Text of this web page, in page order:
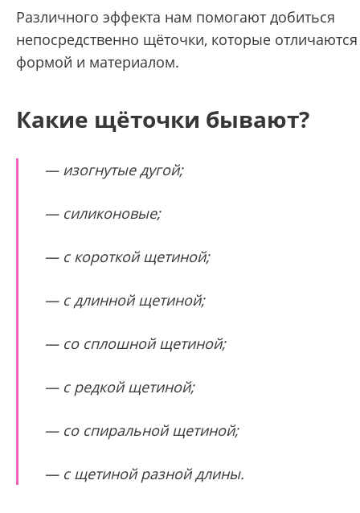
Различного эффекта нам помогают добиться
непосредственно щёточки, которые отличаются
формой и материалом.
Какие щёточки бывают?
— изогнутые дугой;
— силиконовые;
— с короткой щетиной;
— с длинной щетиной;
— со сплошной щетиной;
— с редкой щетиной;
— со спиральной щетиной;
— с щетиной разной длины.